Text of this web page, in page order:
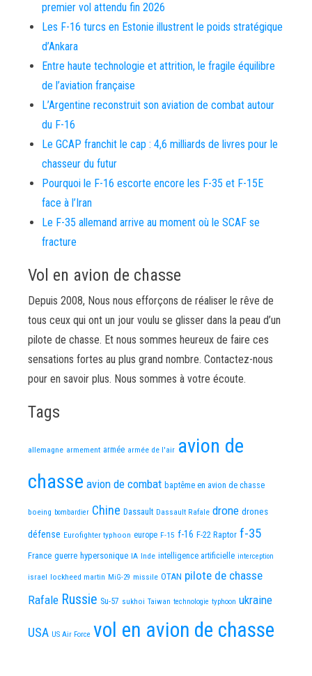
premier vol attendu fin 2026
Les F-16 turcs en Estonie illustrent le poids stratégique
d’Ankara
Entre haute technologie et attrition, le fragile équilibre
de l’aviation française
L’Argentine reconstruit son aviation de combat autour
du F-16
Le GCAP franchit le cap : 4,6 milliards de livres pour le
chasseur du futur
Pourquoi le F-16 escorte encore les F-35 et F-15E
face à l’Iran
Le F-35 allemand arrive au moment où le SCAF se
fracture
Vol en avion de chasse
Depuis 2008, Nous nous efforçons de réaliser le rêve de
tous ceux qui ont un jour voulu se glisser dans la peau d’un
pilote de chasse. Et nous sommes heureux de faire ces
sensations fortes au plus grand nombre. Contactez-nous
pour en savoir plus. Nous sommes à votre écoute.
Tags
allemagne armement armée armée de l'air avion de
chasse avion de combat baptême en avion de chasse
boeing bombardier Chine Dassault Dassault Rafale drone drones
défense Eurofighter typhoon europe F-15 f-16 F-22 Raptor f-35
France guerre hypersonique IA Inde intelligence artificielle interception
israel lockheed martin MiG-29 missile OTAN pilote de chasse
Rafale Russie Su-57 sukhoi Taiwan technologie typhoon ukraine
USA US Air Force vol en avion de chasse